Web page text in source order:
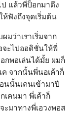
ป แล้วพี่ป็อกมาดึง
ห้ฟังถึงจุดเริ่มต้น
มว่าเราเริ่มจาก
จะไปออดิชั่นให้พี่
กพอเล่นได้มั้ย ผมก็
ค จากนั้นพี่นอเค้าก็
นนั้นเคนเข้ามาปี
เคนมา พี่เค้าก็
ะมาทางพี่เอวงพอส